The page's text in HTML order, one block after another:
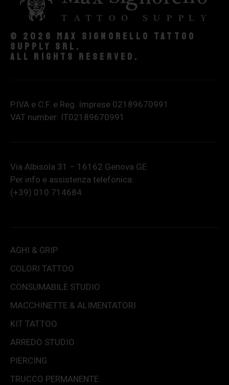
© 2026 Max Signorello Tattoo
supply srl.
All rights reserved.
P.IVA e C.F. e Reg. Imprese 02189670991
VAT number: IT02189670991
Via Albisola 31 – 16162 Genova GE
Per info e assistenza telefonica:
(+39) 010 714684
AGHI & GRIP
COLORI TATTOO
CONSUMABILE STUDIO
MACCHINETTE & ALIMENTATORI
KIT TATTOO
ARREDO STUDIO
PIERCING
TRUCCO PERMANENTE